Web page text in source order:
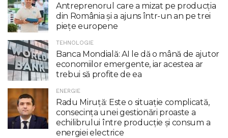
Antreprenorul care a mizat pe producția
din România și a ajuns într-un an pe trei
piețe europene
TEHNOLOGIE
Banca Mondială: AI le dă o mână de ajutor
economiilor emergente, iar acestea ar
trebui să profite de ea
ENERGIE
Radu Miruţă: Este o situaţie complicată,
consecinţa unei gestionări proaste a
echilibrului între producţie şi consum a
energiei electrice